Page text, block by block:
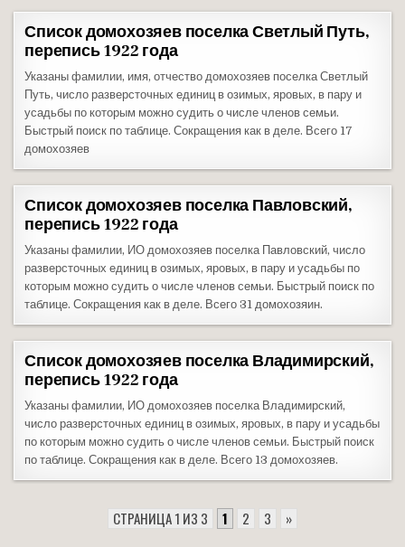
Список домохозяев поселка Светлый Путь,
перепись 1922 года
Указаны фамилии, имя, отчество домохозяев поселка Светлый
Путь, число разверсточных единиц в озимых, яровых, в пару и
усадьбы по которым можно судить о числе членов семьи.
Быстрый поиск по таблице. Сокращения как в деле. Всего 17
домохозяев
Список домохозяев поселка Павловский,
перепись 1922 года
Указаны фамилии, ИО домохозяев поселка Павловский, число
разверсточных единиц в озимых, яровых, в пару и усадьбы по
которым можно судить о числе членов семьи. Быстрый поиск по
таблице. Сокращения как в деле. Всего 31 домохозяин.
Список домохозяев поселка Владимирский,
перепись 1922 года
Указаны фамилии, ИО домохозяев поселка Владимирский,
число разверсточных единиц в озимых, яровых, в пару и усадьбы
по которым можно судить о числе членов семьи. Быстрый поиск
по таблице. Сокращения как в деле. Всего 13 домохозяев.
СТРАНИЦА 1 ИЗ 3 1 2 3 »